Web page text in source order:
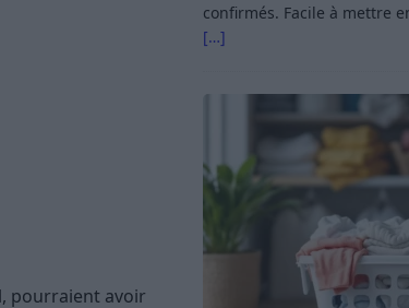
pourraient avoir
confirmés. Facile à mettre
[…]